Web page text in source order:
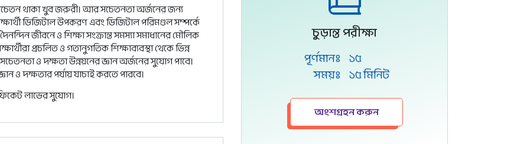
সচেতন থাকা খুব জরুরী। আর সচেতনতা অর্জনের জন্য
ডিজিটাল উপকরণ এবং ডিজিটাল পরিমণ্ডল সম্পর্কে
জীবনে ও শিক্ষা সংক্রান্ত সমস্যা সমাধানের মৌলিক
প্রচলিত ও গতানুগতিক শিক্ষাব্যবস্থা থেকে ভিন্ন
ও দক্ষতা উন্নয়নের জ্ঞান অর্জনের সুযোগ পাবে।
ও দক্ষতার পর্যায় যাচাই করতে পারবে।
লাভের সুযোগ।
চুড়ান্ত পরীক্ষা
পূর্ণমানঃ ১৫
সময়ঃ ১৫ মিনিট
অংশগ্রহন করুন